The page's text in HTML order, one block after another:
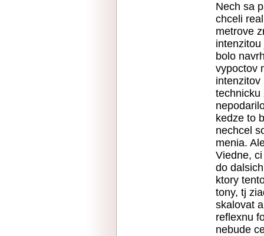
Nech sa
chceli
metrove
bolo
vypoctov
intenzitov
technicku
kedze to
nechcel
menia.
Viedne,
do
ktory
tony, tj
skalovat
reflexnu
nebude